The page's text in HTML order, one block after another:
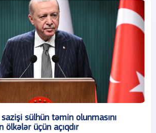
sülhün təmin olunmasını
ölkələr üçün açıqdır